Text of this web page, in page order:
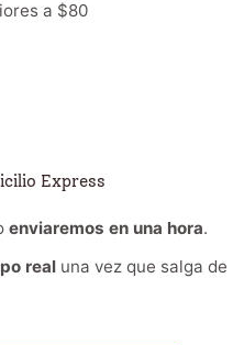
a $80
Express
enviaremos en una hora.
real una vez que salga de